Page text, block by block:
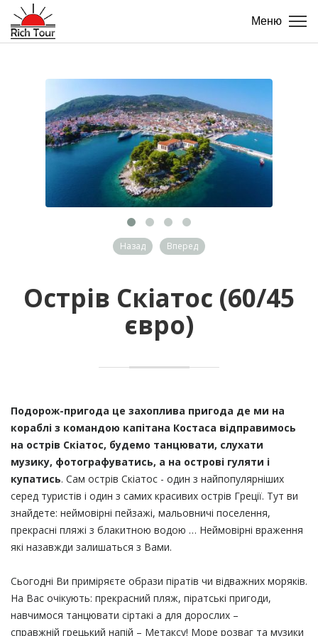
Меню
Назад Вперед
Острів Скіатос (60/45
євро)
Подорож-пригода це захоплива пригода де ми на
кораблі з командою капітана Костаса відправимось
на острів Скіатос, будемо танцювати, слухати
музику, фотографуватись, а на острові гуляти і
купатись. Сам острів Скіатос - один з найпопулярніших
серед туристів і один з самих красивих острів Греції. Тут ви
знайдете: неймовірні пейзажі, мальовничі поселення,
прекрасні пляжі з блакитною водою … Неймовірні враження
які назавжди залишаться з Вами.
Сьогодні Ви приміряєте образи піратів чи відважних моряків.
На Вас очікують: прекрасний пляж, піратські пригоди,
навчимося танцювати сіртакі а для дорослих –
справжній грецький напій – Метаксу! Море розваг та музики